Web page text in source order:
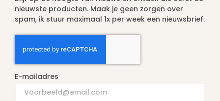
nieuwste producten. Maak je geen zorgen over
spam, ik stuur maximaal 1x per week een nieuwsbrief.
E-mailadres